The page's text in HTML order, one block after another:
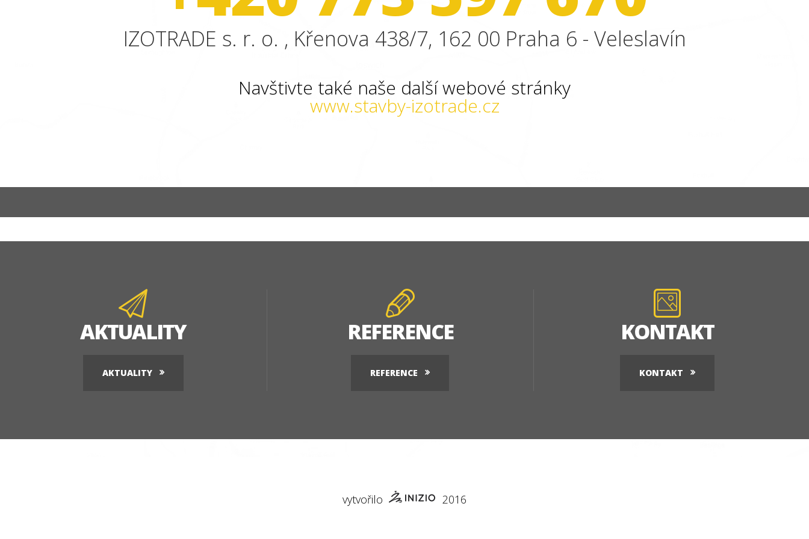
IZOTRADE s. r. o. , Křenova 438/7, 162 00 Praha 6 - Veleslavín
Navštivte také naše další webové stránky
www.stavby-izotrade.cz
AKTUALITY
AKTUALITY
REFERENCE
REFERENCE
KONTAKT
KONTAKT
vytvořilo 2016